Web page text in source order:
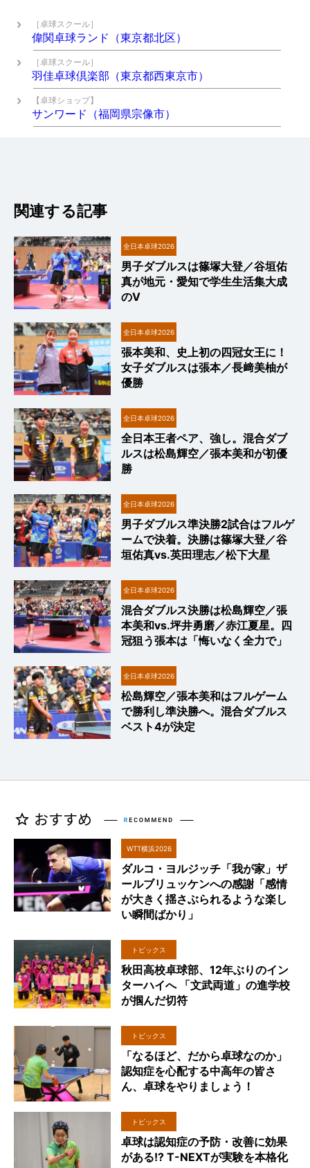
［卓球スクール］
偉関卓球ランド（東京都北区）
［卓球スクール］
羽佳卓球倶楽部（東京都西東京市）
【卓球ショップ】
サンワード（福岡県宗像市）
関連する記事
全日本卓球2026
男子ダブルスは篠塚大登／谷垣佑
真が地元・愛知で学生生活集大成
のV
全日本卓球2026
張本美和、史上初の四冠女王に！
女子ダブルスは張本／長﨑美柚が
優勝
全日本卓球2026
全日本王者ペア、強し。混合ダブ
ルスは松島輝空／張本美和が初優
勝
全日本卓球2026
男子ダブルス準決勝2試合はフルゲ
ームで決着。決勝は篠塚大登／谷
垣佑真vs.英田理志／松下大星
全日本卓球2026
混合ダブルス決勝は松島輝空／張
本美和vs.坪井勇磨／赤江夏星。四
冠狙う張本は「悔いなく全力で」
全日本卓球2026
松島輝空／張本美和はフルゲーム
で勝利し準決勝へ。混合ダブルス
ベスト4が決定
WTT横浜2026
ダルコ・ヨルジッチ「我が家」ザ
ールブリュッケンへの感謝「感情
が大きく揺さぶられるような楽し
い瞬間ばかり」
トピックス
秋田高校卓球部、12年ぶりのイン
ターハイへ 「文武両道」の進学校
が掴んだ切符
トピックス
「なるほど、だから卓球なのか」
認知症を心配する中高年の皆さ
ん、卓球をやりましょう！
トピックス
卓球は認知症の予防・改善に効果
がある!? T-NEXTが実験を本格化